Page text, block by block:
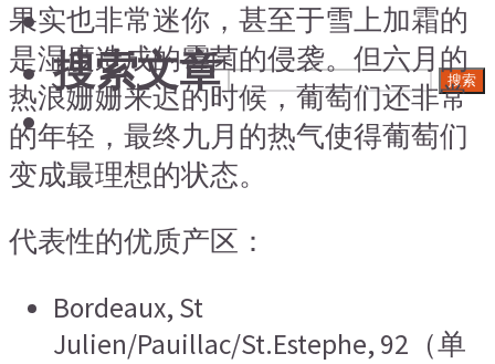
搜索文章 搜索
果实也非常迷你，甚至于雪上加霜的
是湿度造成的霉菌的侵袭。但六月的
热浪姗姗来迟的时候，葡萄们还非常
的年轻，最终九月的热气使得葡萄们
变成最理想的状态。
代表性的优质产区：
Bordeaux, St
Julien/Pauillac/St.Estephe, 92（单